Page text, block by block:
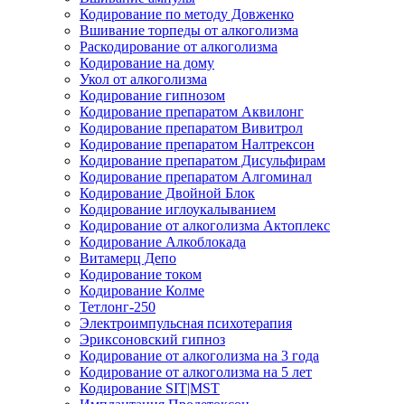
Кодирование по методу Довженко
Вшивание торпеды от алкоголизма
Раскодирование от алкоголизма
Кодирование на дому
Укол от алкоголизма
Кодирование гипнозом
Кодирование препаратом Аквилонг
Кодирование препаратом Вивитрол
Кодирование препаратом Налтрексон
Кодирование препаратом Дисульфирам
Кодирование препаратом Алгоминал
Кодирование Двойной Блок
Кодирование иглоукалыванием
Кодирование от алкоголизма Актоплекс
Кодирование Алкоблокада
Витамерц Депо
Кодирование током
Кодирование Колме
Тетлонг-250
Электроимпульсная психотерапия
Эриксоновский гипноз
Кодирование от алкоголизма на 3 года
Кодирование от алкоголизма на 5 лет
Кодирование SIT|MST